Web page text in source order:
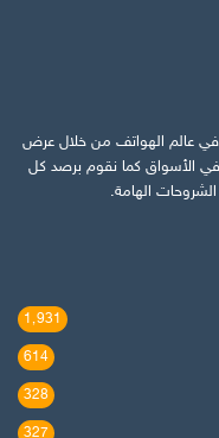
في عالم الهواتف من خلال عرض
الأسواق كما نقوم برصد كل
الهامة.
1٬931
614
328
327